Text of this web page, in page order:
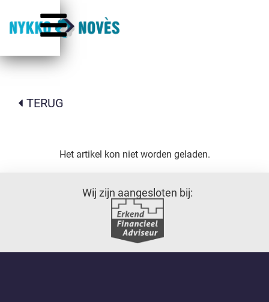
TERUG
Het artikel kon niet worden geladen.
Wij zijn aangesloten bij: